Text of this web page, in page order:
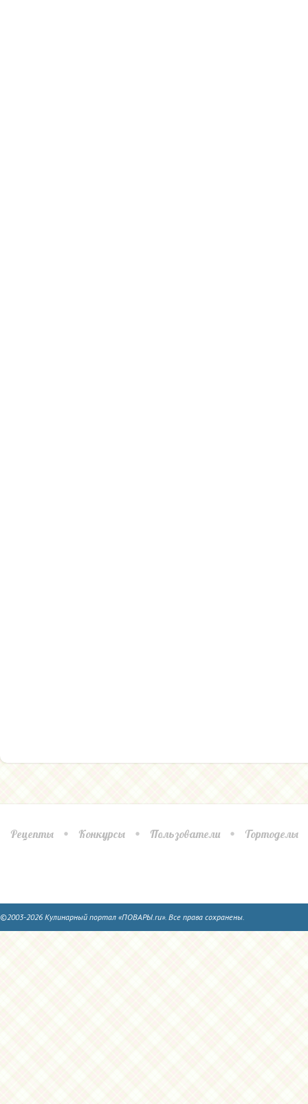
Рецепты Конкурсы Пользователи Тортоделы
©2003-2026 Кулинарный портал «ПОВАРЫ.ru». Все права сохранены.